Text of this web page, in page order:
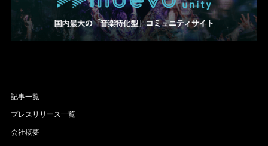
記事一覧
プレスリリース一覧
会社概要